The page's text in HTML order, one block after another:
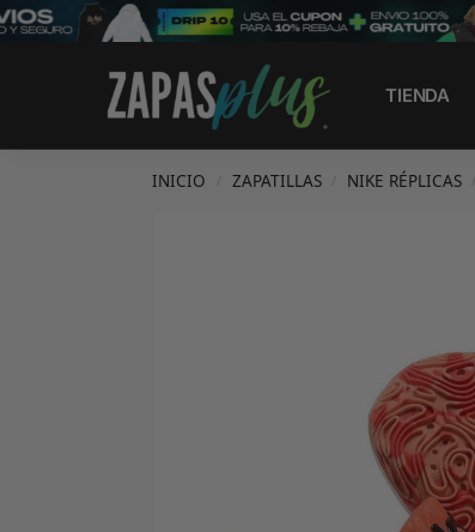
TIENDA
Search
INICIO ZAPATILLAS NIKE RÉPLICAS